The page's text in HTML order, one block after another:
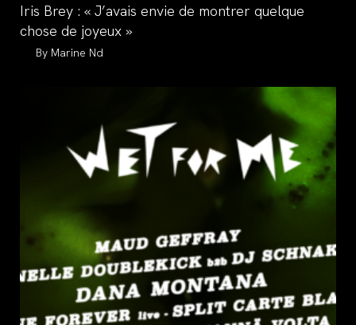
Iris Brey : « J’avais envie de montrer quelque
chose de joyeux »
Auteur/autrice
Marine Nd